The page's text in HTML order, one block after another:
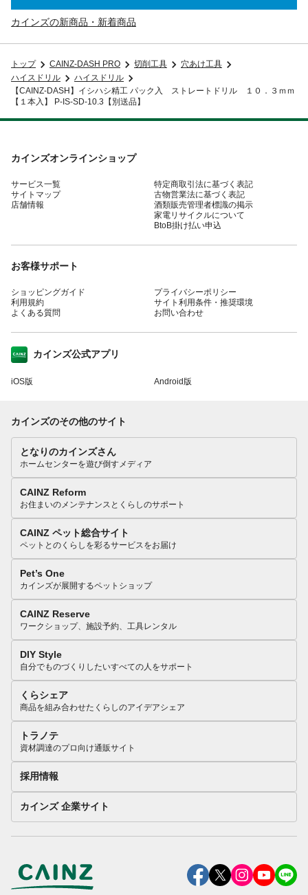
カインズの新商品・新着商品
トップ CAINZ-DASH PRO 切削工具
穴あけ工具
ハイスドリル
ハイスドリル
【CAINZ-DASH】イシハシ精工 パック入 ストレートドリル １０．３ｍｍ
【１本入】 P-IS-SD-10.3【別送品】
カインズオンラインショップ
サービス一覧
サイトマップ
店舗情報
特定商取引法に基づく表記
古物営業法に基づく表記
酒類販売管理者標識の掲示
家電リサイクルについて
BtoB掛け払い申込
お客様サポート
ショッピングガイド
利用規約
よくある質問
プライバシーポリシー
サイト利用条件・推奨環境
お問い合わせ
カインズ公式アプリ
iOS版 Android版
カインズのその他のサイト
となりのカインズさん
ホームセンターを遊び倒すメディア
CAINZ Reform
お住まいのメンテナンスとくらしのサポート
CAINZ ペット総合サイト
ペットとのくらしを彩るサービスをお届け
Pet’s One
カインズが展開するペットショップ
CAINZ Reserve
ワークショップ、施設予約、工具レンタル
DIY Style
自分でものづくりしたいすべての人をサポート
くらシェア
商品を組み合わせたくらしのアイデアシェア
トラノテ
資材調達のプロ向け通販サイト
採用情報
カインズ 企業サイト